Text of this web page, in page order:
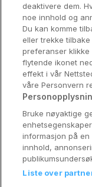
deaktivere dem.
noe innhold og
Du kan komme
eller trekke
preferanser
flytende ikonet
effekt i vår
våre Personvern
Bruke nøyaktige
informasjon på
innhold,
Liste over